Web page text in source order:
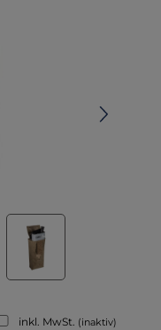
inkl. MwSt. (inaktiv)